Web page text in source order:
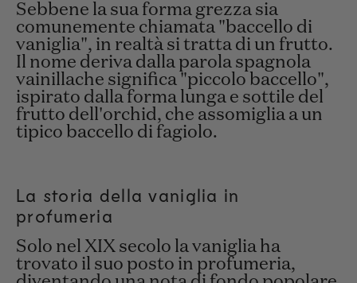
Sebbene la sua forma grezza sia
comunemente chiamata "baccello di
vaniglia", in realtà si tratta di un frutto.
Il nome deriva dalla parola spagnola
vainillache significa "piccolo baccello",
ispirato dalla forma lunga e sottile del
frutto dell'orchid, che assomiglia a un
tipico baccello di fagiolo.
La storia della vaniglia in
profumeria
Solo nel XIX secolo la vaniglia ha
trovato il suo posto in profumeria,